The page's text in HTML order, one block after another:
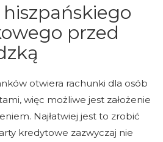
przed
otwiera rachunki dla osób
więc możliwe jest założenie
Najłatwiej jest to zrobić
kredytowe zazwyczaj nie